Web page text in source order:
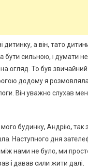
дитинку, а він, тато
бути сильною, і думати
огляд. То був
додому я
Він уважно слухав
мого будинку, Андрію,
Наступного дня
між нами не було, ми
і давав сили жити далі.